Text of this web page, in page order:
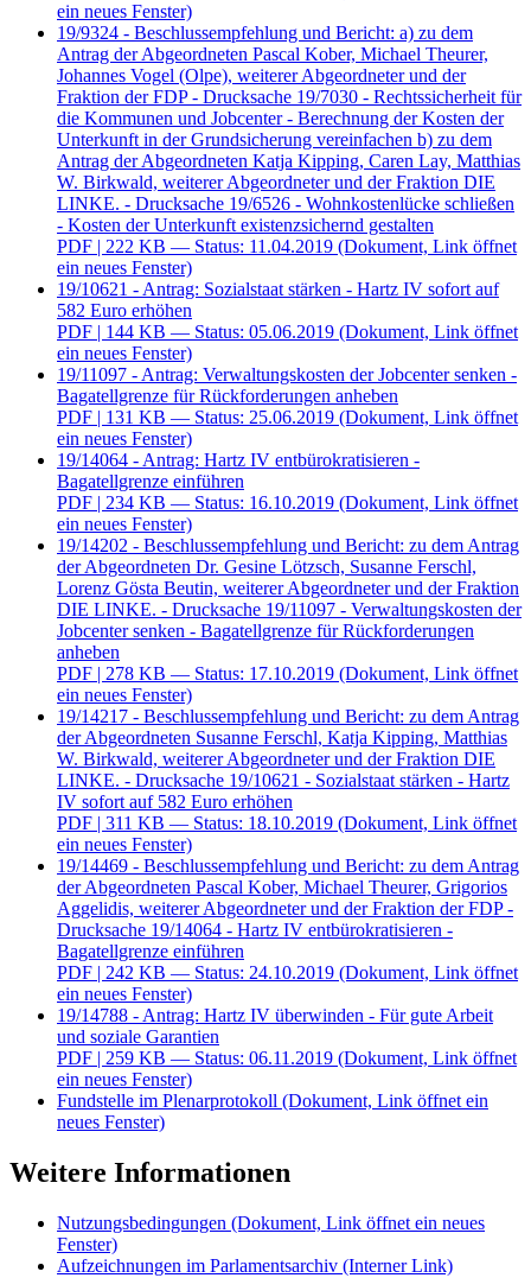
ein neues Fenster)
19/9324 - Beschlussempfehlung und Bericht: a) zu dem
Antrag der Abgeordneten Pascal Kober, Michael Theurer,
Johannes Vogel (Olpe), weiterer Abgeordneter und der
Fraktion der FDP - Drucksache 19/7030 - Rechtssicherheit für
die Kommunen und Jobcenter - Berechnung der Kosten der
Unterkunft in der Grundsicherung vereinfachen b) zu dem
Antrag der Abgeordneten Katja Kipping, Caren Lay, Matthias
W. Birkwald, weiterer Abgeordneter und der Fraktion DIE
LINKE. - Drucksache 19/6526 - Wohnkostenlücke schließen
- Kosten der Unterkunft existenzsichernd gestalten
PDF | 222 KB — Status: 11.04.2019 (Dokument, Link öffnet
ein neues Fenster)
19/10621 - Antrag: Sozialstaat stärken - Hartz IV sofort auf
582 Euro erhöhen
PDF | 144 KB — Status: 05.06.2019 (Dokument, Link öffnet
ein neues Fenster)
19/11097 - Antrag: Verwaltungskosten der Jobcenter senken -
Bagatellgrenze für Rückforderungen anheben
PDF | 131 KB — Status: 25.06.2019 (Dokument, Link öffnet
ein neues Fenster)
19/14064 - Antrag: Hartz IV entbürokratisieren -
Bagatellgrenze einführen
PDF | 234 KB — Status: 16.10.2019 (Dokument, Link öffnet
ein neues Fenster)
19/14202 - Beschlussempfehlung und Bericht: zu dem Antrag
der Abgeordneten Dr. Gesine Lötzsch, Susanne Ferschl,
Lorenz Gösta Beutin, weiterer Abgeordneter und der Fraktion
DIE LINKE. - Drucksache 19/11097 - Verwaltungskosten der
Jobcenter senken - Bagatellgrenze für Rückforderungen
anheben
PDF | 278 KB — Status: 17.10.2019 (Dokument, Link öffnet
ein neues Fenster)
19/14217 - Beschlussempfehlung und Bericht: zu dem Antrag
der Abgeordneten Susanne Ferschl, Katja Kipping, Matthias
W. Birkwald, weiterer Abgeordneter und der Fraktion DIE
LINKE. - Drucksache 19/10621 - Sozialstaat stärken - Hartz
IV sofort auf 582 Euro erhöhen
PDF | 311 KB — Status: 18.10.2019 (Dokument, Link öffnet
ein neues Fenster)
19/14469 - Beschlussempfehlung und Bericht: zu dem Antrag
der Abgeordneten Pascal Kober, Michael Theurer, Grigorios
Aggelidis, weiterer Abgeordneter und der Fraktion der FDP -
Drucksache 19/14064 - Hartz IV entbürokratisieren -
Bagatellgrenze einführen
PDF | 242 KB — Status: 24.10.2019 (Dokument, Link öffnet
ein neues Fenster)
19/14788 - Antrag: Hartz IV überwinden - Für gute Arbeit
und soziale Garantien
PDF | 259 KB — Status: 06.11.2019 (Dokument, Link öffnet
ein neues Fenster)
Fundstelle im Plenarprotokoll (Dokument, Link öffnet ein
neues Fenster)
Weitere Informationen
Nutzungsbedingungen (Dokument, Link öffnet ein neues
Fenster)
Aufzeichnungen im Parlamentsarchiv (Interner Link)